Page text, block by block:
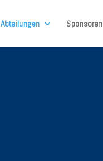
Abteilungen Sponsoren